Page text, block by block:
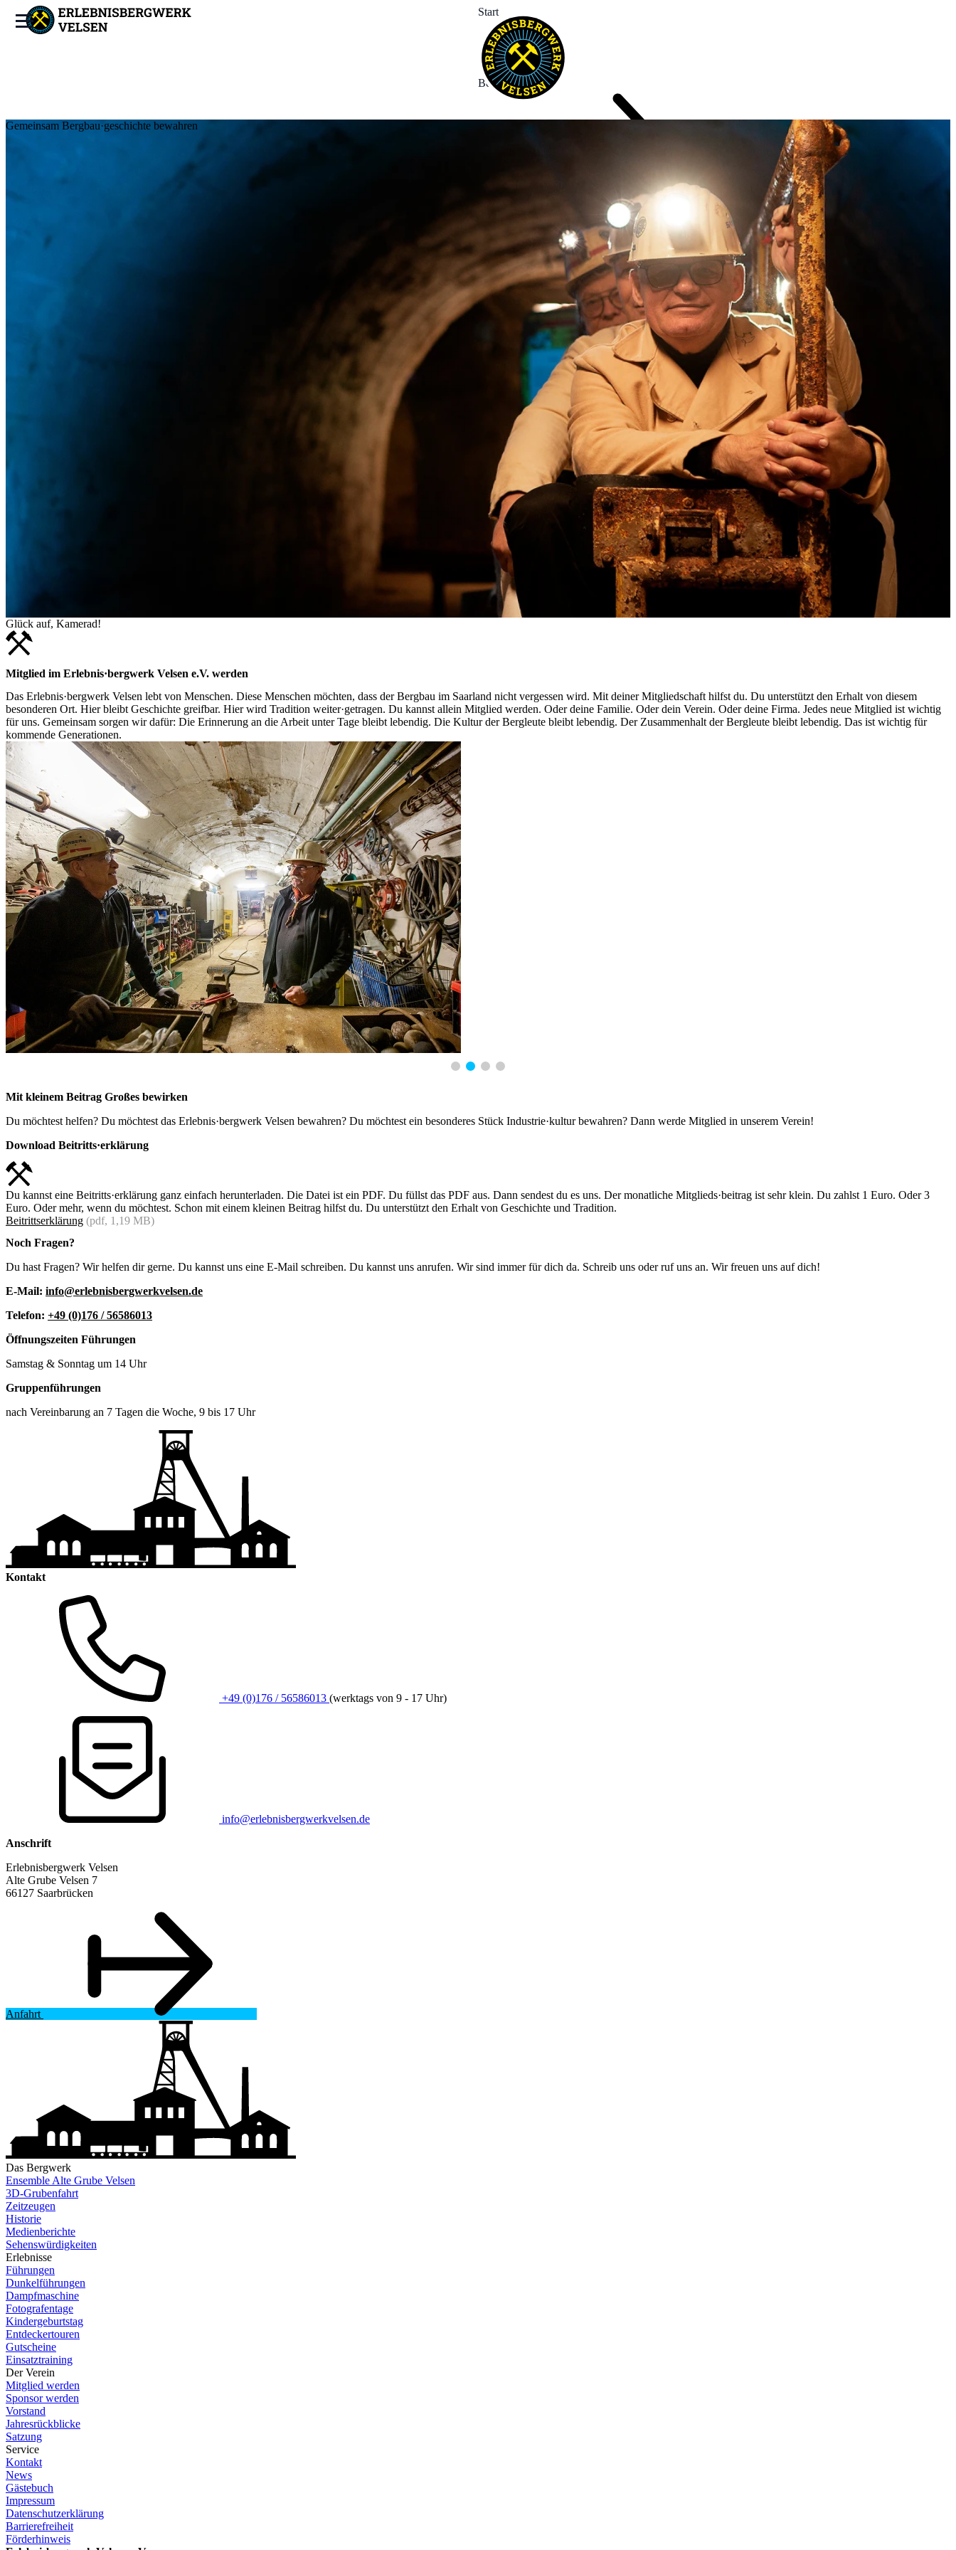
Start
Bergwerk
Termine
News
Tickets
Gemeinsam Bergbau·geschichte bewahren
Glück auf, Kamerad!
Mitglied im Erlebnis·bergwerk Velsen e.V. werden
Das Erlebnis·bergwerk Velsen lebt von Menschen. Diese Menschen möchten, dass der Bergbau im Saarland nicht vergessen wird. Mit deiner Mitgliedschaft hilfst du. Du unterstützt den Erhalt von diesem
besonderen Ort. Hier bleibt Geschichte greifbar. Hier wird Tradition weiter·getragen. Du kannst allein Mitglied werden. Oder deine Familie. Oder dein Verein. Oder deine Firma. Jedes neue Mitglied ist wichtig
für uns. Gemeinsam sorgen wir dafür: Die Erinnerung an die Arbeit unter Tage bleibt lebendig. Die Kultur der Bergleute bleibt lebendig. Der Zusammenhalt der Bergleute bleibt lebendig. Das ist wichtig für
kommende Generationen.
Mit kleinem Beitrag Großes bewirken
Du möchtest helfen? Du möchtest das Erlebnis·bergwerk Velsen bewahren? Du möchtest ein besonderes Stück Industrie·kultur bewahren? Dann werde Mitglied in unserem Verein!
Download Beitritts·erklärung
Du kannst eine Beitritts·erklärung ganz einfach herunterladen. Die Datei ist ein PDF. Du füllst das PDF aus. Dann sendest du es uns. Der monatliche Mitglieds·beitrag ist sehr klein. Du zahlst 1 Euro. Oder 3
Euro. Oder mehr, wenn du möchtest. Schon mit einem kleinen Beitrag hilfst du. Du unterstützt den Erhalt von Geschichte und Tradition.
Beitrittserklärung (pdf, 1,19 MB)
Noch Fragen?
Du hast Fragen? Wir helfen dir gerne. Du kannst uns eine E-Mail schreiben. Du kannst uns anrufen. Wir sind immer für dich da. Schreib uns oder ruf uns an. Wir freuen uns auf dich!
E-Mail: info@erlebnisbergwerkvelsen.de
Telefon: +49 (0)176 / 56586013
Öffnungszeiten Führungen
Samstag & Sonntag um 14 Uhr
Gruppenführungen
nach Vereinbarung an 7 Tagen die Woche, 9 bis 17 Uhr
Kontakt
+49 (0)176 / 56586013 (werktags von 9 - 17 Uhr)
info@erlebnisbergwerkvelsen.de
Anschrift
Erlebnisbergwerk Velsen
Alte Grube Velsen 7
66127 Saarbrücken
Anfahrt
Das Bergwerk
Ensemble Alte Grube Velsen
3D-Grubenfahrt
Zeitzeugen
Historie
Medienberichte
Sehenswürdigkeiten
Erlebnisse
Führungen
Dunkelführungen
Dampfmaschine
Fotografentage
Kindergeburtstag
Entdeckertouren
Gutscheine
Einsatztraining
Der Verein
Mitglied werden
Sponsor werden
Vorstand
Jahresrückblicke
Satzung
Service
Kontakt
News
Gästebuch
Impressum
Datenschutzerklärung
Barrierefreiheit
Förderhinweis